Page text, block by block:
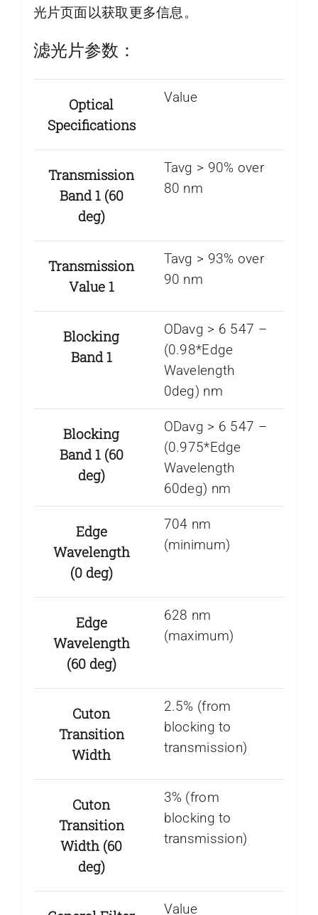
光片页面以获取更多信息。
滤光片参数：
Optical
Specifications
Value
Transmission
Band 1 (60
deg)
Tavg > 90% over
80 nm
Transmission
Value 1
Tavg > 93% over
90 nm
Blocking
Band 1
ODavg > 6 547 –
(0.98*Edge
Wavelength
0deg) nm
Blocking
Band 1 (60
deg)
ODavg > 6 547 –
(0.975*Edge
Wavelength
60deg) nm
Edge
Wavelength
(0 deg)
704 nm
(minimum)
Edge
Wavelength
(60 deg)
628 nm
(maximum)
Cuton
Transition
Width
2.5% (from
blocking to
transmission)
Cuton
Transition
Width (60
deg)
3% (from
blocking to
transmission)
Value